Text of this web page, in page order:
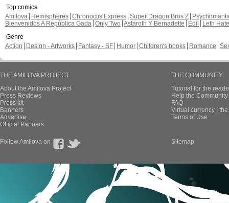
Top comics
Amilova
Hemispheres Chronoctis Express Super Dragon Bros Z
Bienvenidos A República Gada Only Two Astaroth Y Bernadette Edil
Leth Hate
Genre
Action
Design - Artworks Fantasy - SF Humor Children's books Romance
THE AMILOVA PROJECT
About the Amilova Project
Press Reviews
Press kit
Banners
Advertise
Official Partners
THE COMMUNITY
Tutorial for the
Help the
FAQ
Virtual currency :
Terms of Use
Follow Amilova on Sitemap